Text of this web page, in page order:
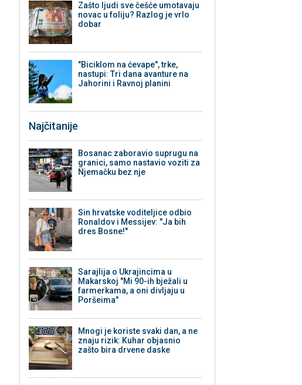
Zašto ljudi sve češće umotavaju
novac u foliju? Razlog je vrlo
dobar
"Biciklom na ćevape", trke,
nastupi: Tri dana avanture na
Jahorini i Ravnoj planini
Najčitanije
Bosanac zaboravio suprugu na
granici, samo nastavio voziti za
Njemačku bez nje
Sin hrvatske voditeljice odbio
Ronaldov i Messijev: "Ja bih
dres Bosne!"
Sarajlija o Ukrajincima u
Makarskoj "Mi 90-ih bježali u
farmerkama, a oni divljaju u
Poršeima"
Mnogi je koriste svaki dan, a ne
znaju rizik: Kuhar objasnio
zašto bira drvene daske